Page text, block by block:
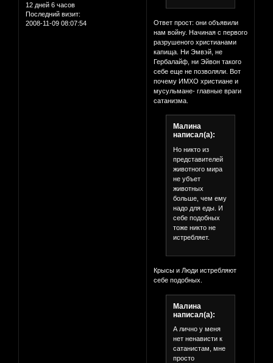
12 дней 6 часов
Последний визит:
2008-11-09 08:07:54
Ответ прост: они объявили
нам войну. Начиная с первого
разрушеного христианами
капища. Ни Эмвэй, не
Гербалайф, ни Эйвон такого
себе еще не позволяли. Вот
почему ИМХО христиане и
мусульмане- главные враги
сатанизма.
Малина
написал(а):
Но никто из
представителей
животного мира
не убъет
животных
больше, чем ему
надо для еды. И
себе подобных
тоже никто не
истребляет.
Крысы и Люди истребляют
себе подобных.
Малина
написал(а):
А лично у меня
нет ненависти к
сатанистам, мне
просто